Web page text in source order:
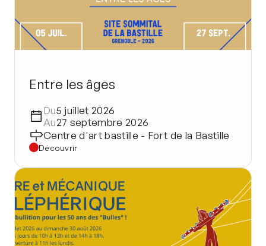
Entre les âges
Du5 juillet 2026
Au27 septembre 2026
Centre d'art bastille - Fort de la Bastille
Découvrir